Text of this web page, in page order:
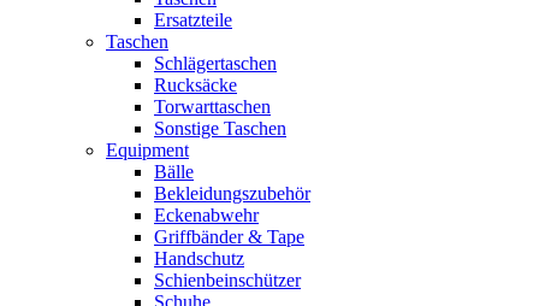
Ersatzteile
Taschen
Schlägertaschen
Rucksäcke
Torwarttaschen
Sonstige Taschen
Equipment
Bälle
Bekleidungszubehör
Eckenabwehr
Griffbänder & Tape
Handschutz
Schienbeinschützer
Schuhe